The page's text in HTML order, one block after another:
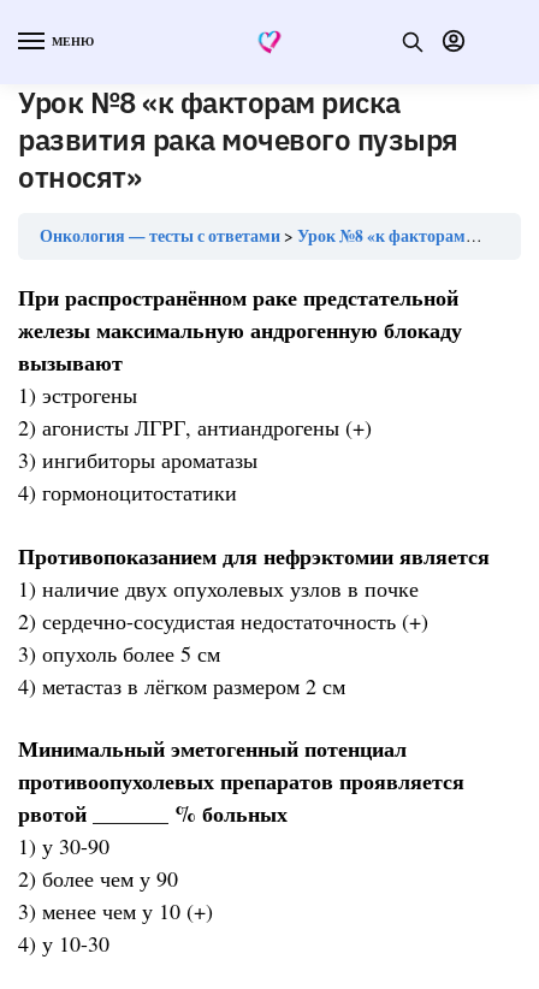
МЕНЮ
Урок №8 «к факторам риска
развития рака мочевого пузыря
относят»
Онкология — тесты с ответами Урок №8 «к факторам риска развития рака мочевого пузыря относят»
При распространённом раке предстательной
железы максимальную андрогенную блокаду
вызывают
1) эстрогены
2) агонисты ЛГРГ, антиандрогены (+)
3) ингибиторы ароматазы
4) гормоноцитостатики
Противопоказанием для нефрэктомии является
1) наличие двух опухолевых узлов в почке
2) сердечно-сосудистая недостаточность (+)
3) опухоль более 5 см
4) метастаз в лёгком размером 2 см
Минимальный эметогенный потенциал
противоопухолевых препаратов проявляется
рвотой _______ % больных
1) у 30-90
2) более чем у 90
3) менее чем у 10 (+)
4) у 10-30